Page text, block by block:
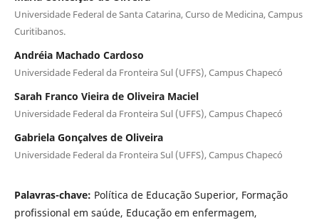
Universidade Federal de Santa Catarina, Curso de Medicina, Campus
Curitibanos.
Andréia Machado Cardoso
Universidade Federal da Fronteira Sul (UFFS), Campus Chapecó
Sarah Franco Vieira de Oliveira Maciel
Universidade Federal da Fronteira Sul (UFFS), Campus Chapecó
Gabriela Gonçalves de Oliveira
Universidade Federal da Fronteira Sul (UFFS), Campus Chapecó
Palavras-chave: Política de Educação Superior, Formação
profissional em saúde, Educação em enfermagem,